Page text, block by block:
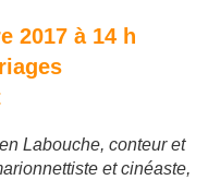
2017 à 14 h
Labouche, conteur et
et cinéaste,